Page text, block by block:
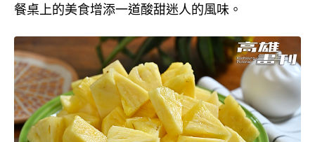
餐桌上的美食增添一道酸甜迷人的風味。